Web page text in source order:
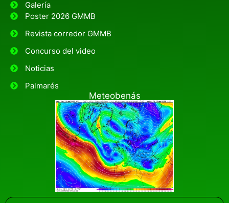
Galería
Poster 2026 GMMB
Revista corredor GMMB
Concurso del video
Noticias
Palmarés
Meteobenás